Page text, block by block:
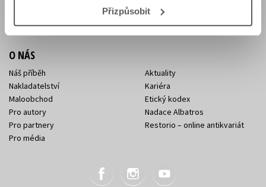
Přizpůsobit
Sídlo společnosti
Kontakty Albatros Media
O NÁS
Náš příběh
Nakladatelství
Maloobchod
Pro autory
Pro partnery
Pro média
Aktuality
Kariéra
Etický kodex
Nadace Albatros
Restorio – online antikvariát